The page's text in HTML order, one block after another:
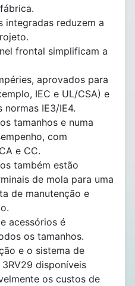
integradas reduzem a
frontal simplificam a
aprovados para
IEC e UL/CSA) e
IE3/IE4.
tamanhos e numa
com
e CC.
também estão
de mola para uma
de manutenção e
acessórios é
os tamanhos.
e o sistema de
3RV29 disponíveis
os custos de